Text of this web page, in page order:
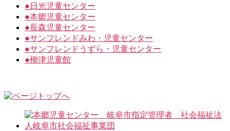
● 日光児童センター
●本郷児童センター
●長森児童センター
●サンフレンドみわ・児童センター
●サンフレンドうずら・児童センター
●柳津児童館